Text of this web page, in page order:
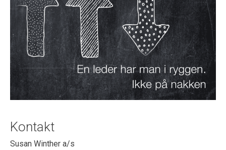
Kontakt
Susan Winther a/s